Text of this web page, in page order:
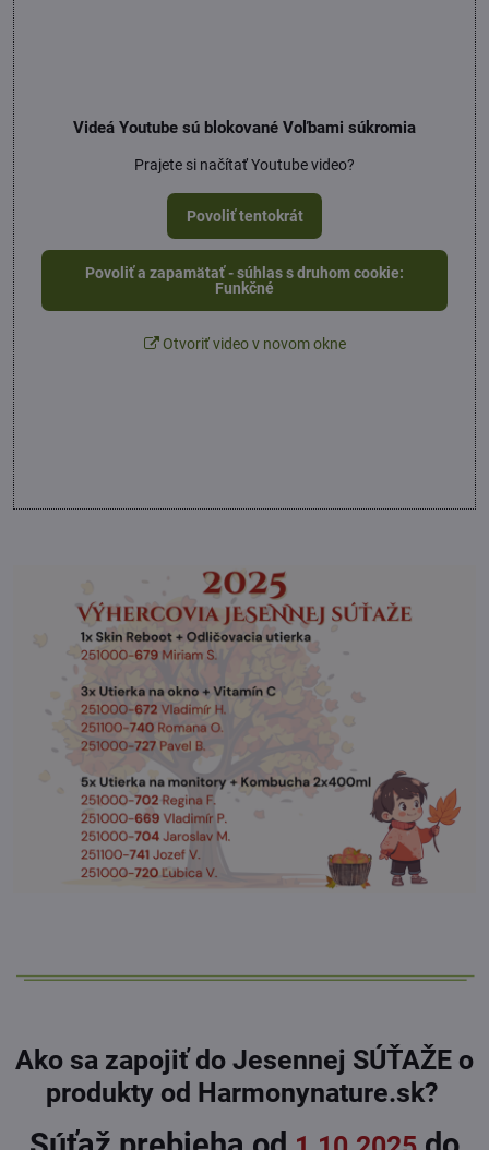
Videá Youtube sú blokované Voľbami súkromia
Prajete si načítať Youtube video?
Povoliť tentokrát
Povoliť a zapamätať - súhlas s druhom cookie:
Funkčné
Otvoriť video v novom okne
Ako sa zapojiť do Jesennej SÚŤAŽE o
produkty od Harmonynature.sk?